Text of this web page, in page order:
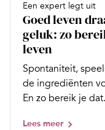
Een expert legt uit
Goed leven
geluk: zo
leven
Spontaniteit,
de ingrediënten
En zo bereik je
Lees meer